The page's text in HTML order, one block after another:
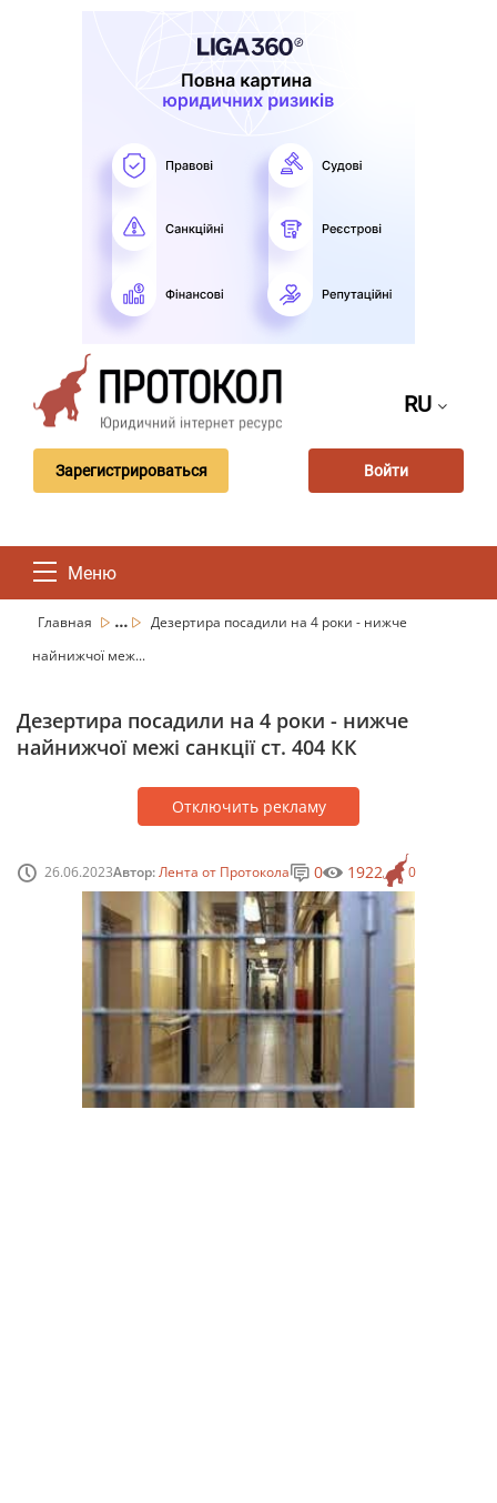
RU
Зарегистрироваться Войти
Меню
Главная ...
Дезертира посадили на 4 роки - нижче
найнижчої меж...
Дезертира посадили на 4 роки - нижче
найнижчої межі санкції ст. 404 КК
Отключить рекламу
26.06.2023Автор:Лента от Протокола 0
0 1922